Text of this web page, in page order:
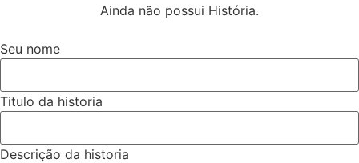
Ainda não possui História.
Seu nome
Titulo da historia
Descrição da historia